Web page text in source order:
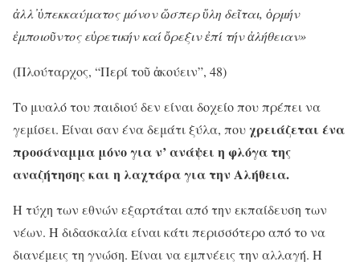
ἀλλ᾽ὑπεκκαύματος μόνονὥσπερὕλη δεῖται, ὁρμήν
ἐμποιοῦντος εὑρετικήν καίὄρεξινἐπί τήνἀλήθειαν»
(Πλούταρχος, “Περί τοῦ ἀκούειν”, 48)
Το μυαλό του παιδιού δεν είναι δοχείο που πρέπει να
γεμίσει. Είναι σαν ένα δεμάτι ξύλα, πουχρειάζεται ένα
προσάναμμα μόνο για ν’ ανάψει η φλόγα της
αναζήτησης και η λαχτάρα για την Αλήθεια.
Η τύχη των εθνών εξαρτάται από την εκπαίδευση των
νέων. Η διδασκαλία είναι κάτι περισσότερο από το να
διανέμεις τη γνώση. Είναι να εμπνέεις την αλλαγή. Η